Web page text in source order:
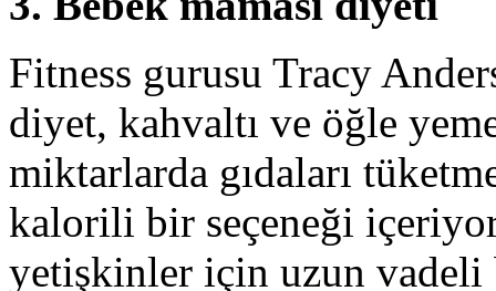
Fitness gurusu Tracy
diyet, kahvaltı ve öğle
miktarlarda gıdaları
kalorili bir seçeneği
yetişkinler için uzun vadeli